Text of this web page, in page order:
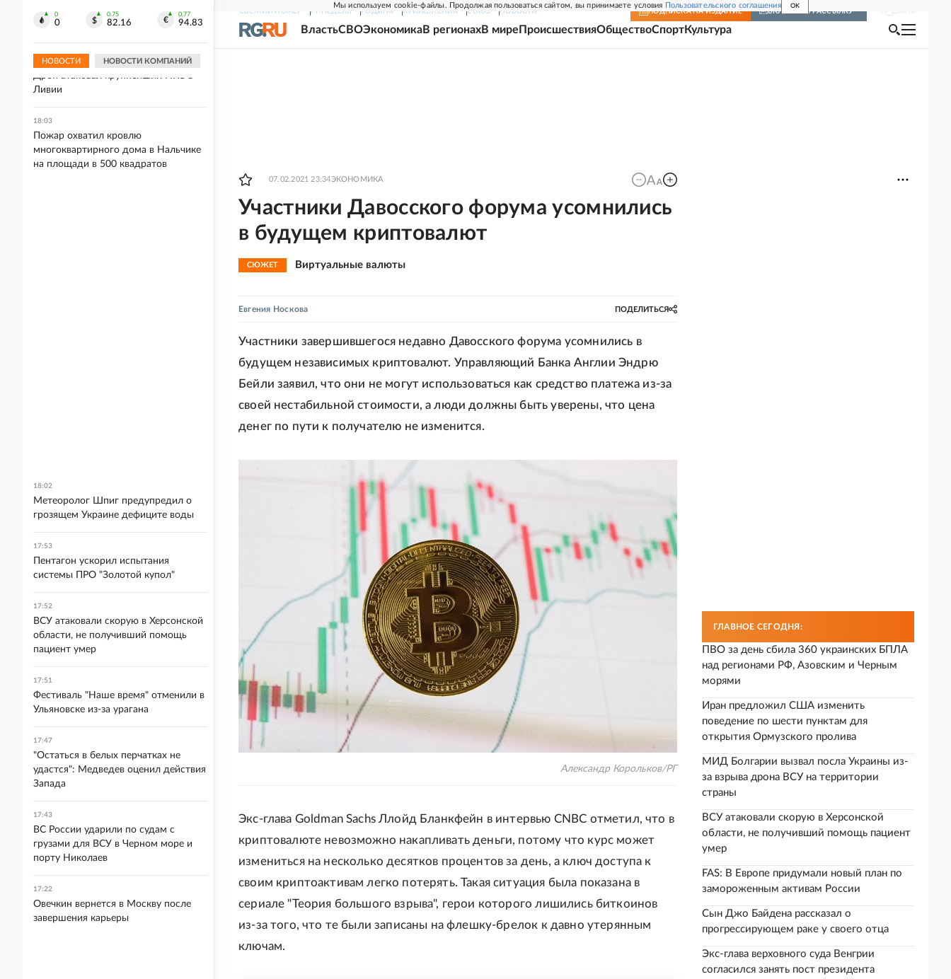
Мы используем cookie-файлы. Продолжая пользоваться сайтом, вы принимаете условия Пользовательского соглашения OK
СВЕЖИЙ НОМЕР РГ-НЕДЕЛЯ РОДИНА ПРИЛОЖЕНИЯ СОЮЗ НОВОСТИ ПОДПИСКА НА ИЗДАНИЕ ВКЛЮЧИТЬ РАССЫЛКУ
ВластьСВОЭкономикаВ регионахВ мире ПроисшествияОбществоСпортКультура
07.02.2021 23:34ЭКОНОМИКА
Участники Давосского форума усомнились
в будущем криптовалют
СЮЖЕТ Виртуальные валюты
Евгения Носкова ПОДЕЛИТЬСЯ
Участники завершившегося недавно Давосского форума усомнились в
будущем независимых криптовалют. Управляющий Банка Англии Эндрю
Бейли заявил, что они не могут использоваться как средство платежа из-за
своей нестабильной стоимости, а люди должны быть уверены, что цена
денег по пути к получателю не изменится.
Александр Корольков/РГ
Экс-глава Goldman Sachs Ллойд Бланкфейн в интервью CNBC отметил, что в
криптовалюте невозможно накапливать деньги, потому что курс может
измениться на несколько десятков процентов за день, а ключ доступа к
своим криптоактивам легко потерять. Такая ситуация была показана в
сериале "Теория большого взрыва", герои которого лишились биткоинов
из-за того, что те были записаны на флешку-брелок к давно утерянным
ключам.
ГЛАВНОЕ СЕГОДНЯ:
ПВО за день сбила 360 украинских БПЛА
над регионами РФ, Азовским и Черным
морями
Иран предложил США изменить
поведение по шести пунктам для
открытия Ормузского пролива
МИД Болгарии вызвал посла Украины из-
за взрыва дрона ВСУ на территории
страны
ВСУ атаковали скорую в Херсонской
области, не получивший помощь пациент
умер
FAS: В Европе придумали новый план по
замороженным активам России
Сын Джо Байдена рассказал о
прогрессирующем раке у своего отца
Экс-глава верховного суда Венгрии
согласился занять пост президента
0
0
0.75
82.16
0.77
94.83
НОВОСТИ НОВОСТИ КОМПАНИЙ
Сэм Нилл появится в фильме
18:10
Дрон атаковал крупнейший НПЗ в
Ливии
18:03
Пожар охватил кровлю
многоквартирного дома в Нальчике
на площади в 500 квадратов
18:02
Метеоролог Шпиг предупредил о
грозящем Украине дефиците воды
17:53
Пентагон ускорил испытания
системы ПРО "Золотой купол"
17:52
ВСУ атаковали скорую в Херсонской
области, не получивший помощь
пациент умер
17:51
Фестиваль "Наше время" отменили в
Ульяновске из-за урагана
17:47
"Остаться в белых перчатках не
удастся": Медведев оценил действия
Запада
17:43
ВС России ударили по судам с
грузами для ВСУ в Черном море и
порту Николаев
17:22
Овечкин вернется в Москву после
завершения карьеры